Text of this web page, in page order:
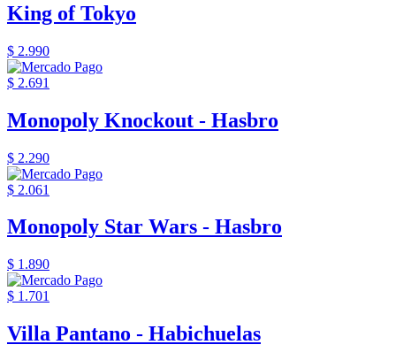
King of Tokyo
$ 2.990
$ 2.691
Monopoly Knockout - Hasbro
$ 2.290
$ 2.061
Monopoly Star Wars - Hasbro
$ 1.890
$ 1.701
Villa Pantano - Habichuelas